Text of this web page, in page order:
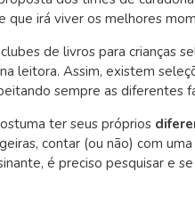
que irá viver os melhores
de livros para crianças
leitora. Assim, existem
sempre as diferentes
ter seus próprios
contar (ou não) com
é preciso pesquisar e